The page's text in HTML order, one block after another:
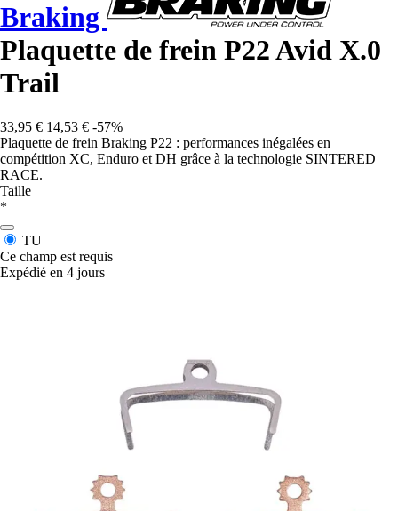
Braking
Plaquette de frein P22 Avid X.0
Trail
33,95 € 14,53 € -57%
Plaquette de frein Braking P22 : performances inégalées en
compétition XC, Enduro et DH grâce à la technologie SINTERED
RACE.
Taille
*
TU
Ce champ est requis
Expédié en 4 jours